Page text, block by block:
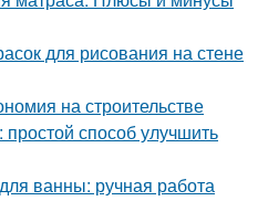
для рисования на стене
на строительстве
способ улучшить
ванны: ручная работа